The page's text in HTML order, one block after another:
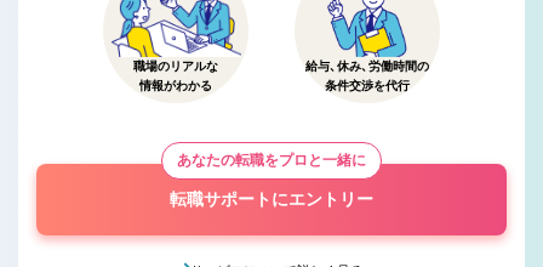
職場のリアルな
情報がわかる
給与、休み、労働時間の
条件交渉を代行
あなたの転職をプロと一緒に
転職サポートにエントリー